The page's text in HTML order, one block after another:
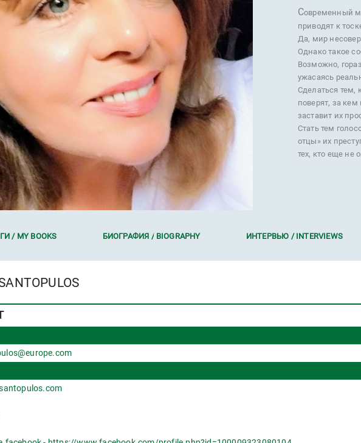
Современный
приводят к
Да, мир
Однако такое
Возможно,
ужасаясь
Сделаться тем,
поверят, за
заставит их
Стать тем
отцы» их
тех, кто еще не
/ MY BOOKS БИОГРАФИЯ / BIOGRAPHY ИНТЕРВЬЮ / INTERVIEWS